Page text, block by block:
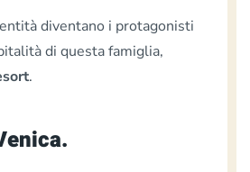
diventano i protagonisti
di questa famiglia,
.